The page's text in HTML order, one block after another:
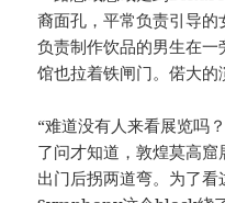
裔面孔，平常负责引导
负责制作饮品的男生在
馆也拉着铁闸门。偌大的
“难道没有人来看展览吗
了问才知道，敦煌莫高
出门后拐两道弯。为了